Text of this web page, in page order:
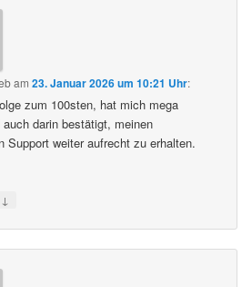
am23. Januar 2026 um 10:21 Uhr:
zum 100sten, hat mich mega
auch darin bestätigt, meinen
Support weiter aufrecht zu erhalten.
↓